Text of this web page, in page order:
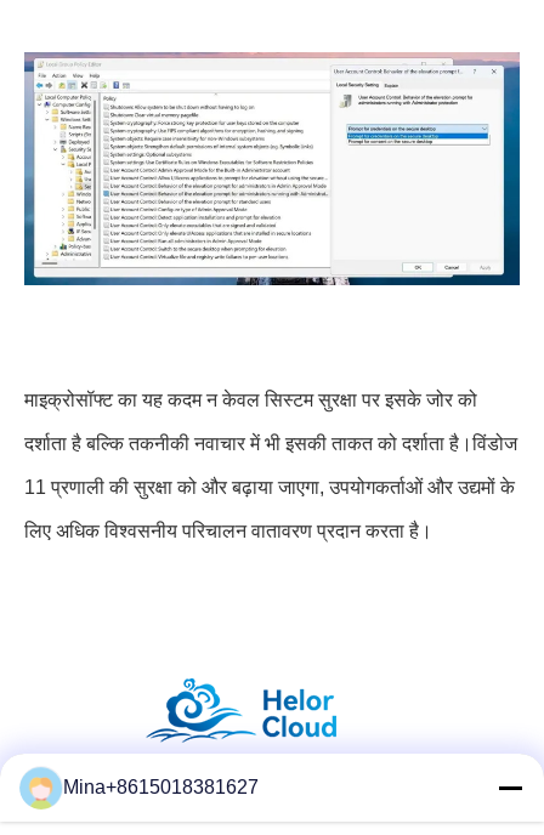
माइक्रोसॉफ्ट का यह कदम न केवल सिस्टम सुरक्षा पर इसके जोर को
दर्शाता है बल्कि तकनीकी नवाचार में भी इसकी ताकत को दर्शाता है।विंडोज
11 प्रणाली की सुरक्षा को और बढ़ाया जाएगा, उपयोगकर्ताओं और उद्यमों के
लिए अधिक विश्वसनीय परिचालन वातावरण प्रदान करता है।
Mina+8615018381627